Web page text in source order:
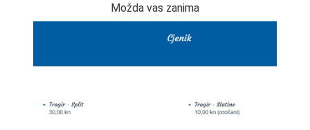
Možda vas zanima